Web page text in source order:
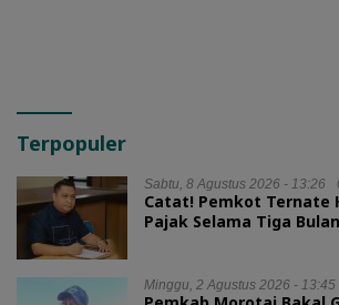
Terpopuler
Sabtu, 8 Agustus 2026 - 13:26
Catat! Pemkot Ternate
Pajak Selama Tiga Bulan
Minggu, 2 Agustus 2026 - 13:45